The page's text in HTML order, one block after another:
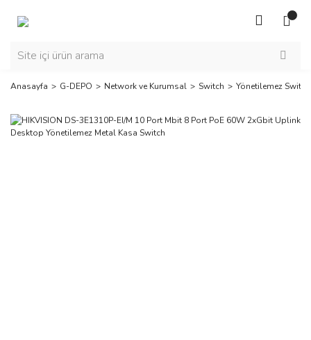
Anasayfa G-DEPO Network ve Kurumsal Switch Yönetilemez Switch